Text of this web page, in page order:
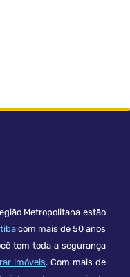
Metropolitana estão
com mais de 50 anos
tem toda a segurança
imóveis. Com mais de